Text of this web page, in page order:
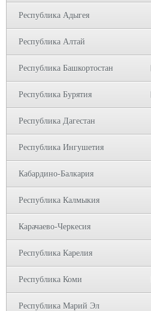
Республика Адыгея
Республика Алтай
Республика Башкортостан
Республика Бурятия
Республика Дагестан
Республика Ингушетия
Кабардино-Балкария
Республика Калмыкия
Карачаево-Черкесия
Республика Карелия
Республика Коми
Республика Марий Эл